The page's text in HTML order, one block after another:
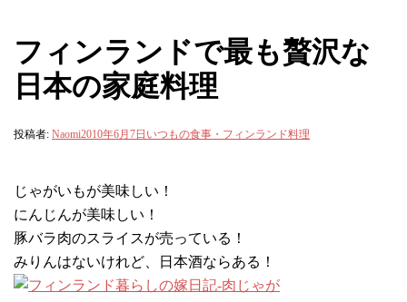
フィンランドで最も贅沢な
日本の家庭料理
投稿者: Naomi2010年6月7日 いつもの食事・フィンランド料理
じゃがいもが美味しい！
にんじんが美味しい！
豚バラ肉のスライスが売っている！
みりんはないけれど、日本酒ならある！